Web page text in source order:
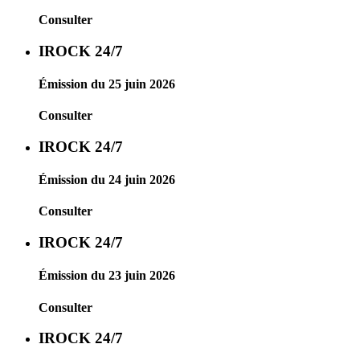
Consulter
IROCK 24/7
Émission du 25 juin 2026
Consulter
IROCK 24/7
Émission du 24 juin 2026
Consulter
IROCK 24/7
Émission du 23 juin 2026
Consulter
IROCK 24/7